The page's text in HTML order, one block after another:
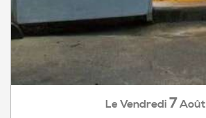
Le Vendredi 7Août